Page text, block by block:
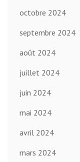
octobre 2024
septembre 2024
août 2024
juillet 2024
juin 2024
mai 2024
avril 2024
mars 2024